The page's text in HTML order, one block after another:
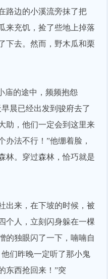
路边的小溪流旁抹了把
来充饥，捡了些地上掉落
下去。然而，野木瓜和栗
的途中，频频抱怨
晨已经出发到骏府去了
，他们一定会到这里来
办法不行！”他绷着脸，
林。穿过森林，恰巧就是
来，在下坡的时候，被
个人，立刻闪身躲在一棵
的独眼闪了一下，喃喃自
们昨晚一定听了那小鬼
东西抢回来！”突